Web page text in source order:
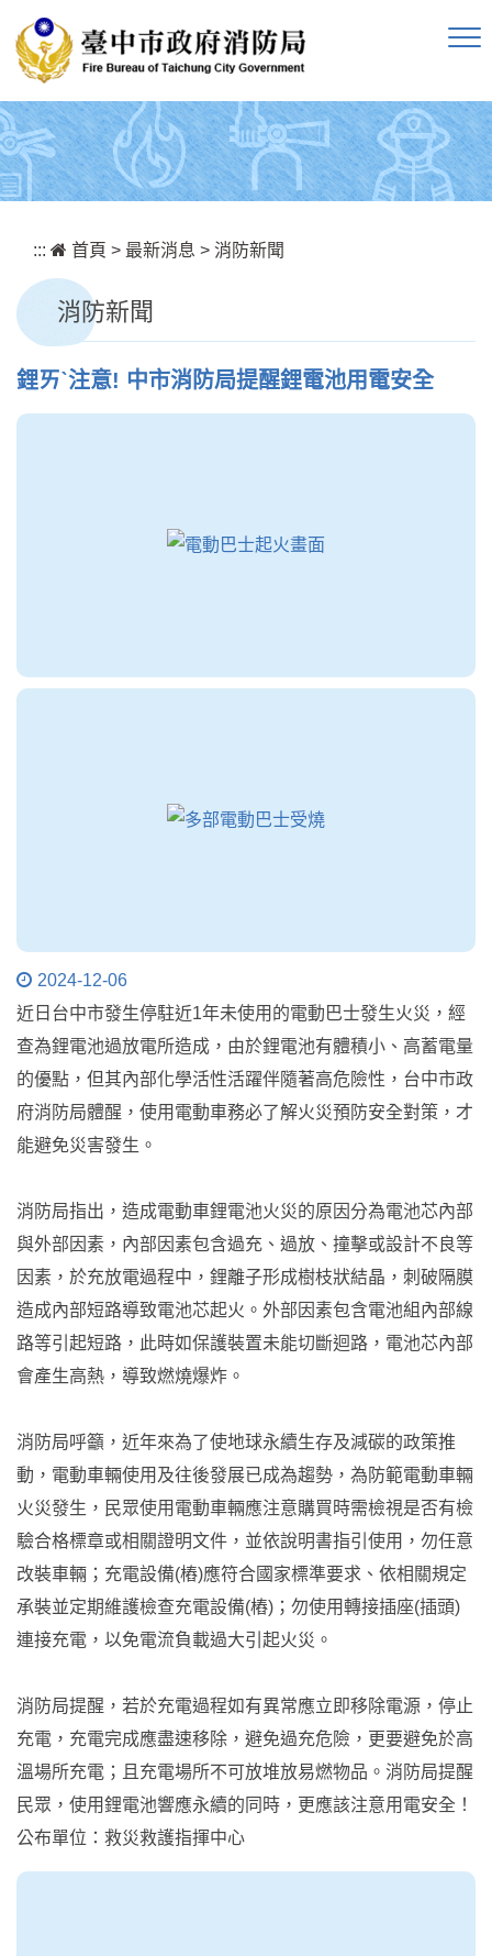
::: 首頁 > 最新消息 > 消防新聞
消防新聞
鋰ㄞˋ注意! 中市消防局提醒鋰電池用電安全
2024-12-06
近日台中市發生停駐近1年未使用的電動巴士發生火災，經
查為鋰電池過放電所造成，由於鋰電池有體積小、高蓄電量
的優點，但其內部化學活性活躍伴隨著高危險性，台中市政
府消防局體醒，使用電動車務必了解火災預防安全對策，才
能避免災害發生。
消防局指出，造成電動車鋰電池火災的原因分為電池芯內部
與外部因素，內部因素包含過充、過放、撞擊或設計不良等
因素，於充放電過程中，鋰離子形成樹枝狀結晶，刺破隔膜
造成內部短路導致電池芯起火。外部因素包含電池組內部線
路等引起短路，此時如保護裝置未能切斷迴路，電池芯內部
會產生高熱，導致燃燒爆炸。
消防局呼籲，近年來為了使地球永續生存及減碳的政策推
動，電動車輛使用及往後發展已成為趨勢，為防範電動車輛
火災發生，民眾使用電動車輛應注意購買時需檢視是否有檢
驗合格標章或相關證明文件，並依說明書指引使用，勿任意
改裝車輛；充電設備(樁)應符合國家標準要求、依相關規定
承裝並定期維護檢查充電設備(樁)；勿使用轉接插座(插頭)
連接充電，以免電流負載過大引起火災。
消防局提醒，若於充電過程如有異常應立即移除電源，停止
充電，充電完成應盡速移除，避免過充危險，更要避免於高
溫場所充電；且充電場所不可放堆放易燃物品。消防局提醒
民眾，使用鋰電池響應永續的同時，更應該注意用電安全！
公布單位：救災救護指揮中心